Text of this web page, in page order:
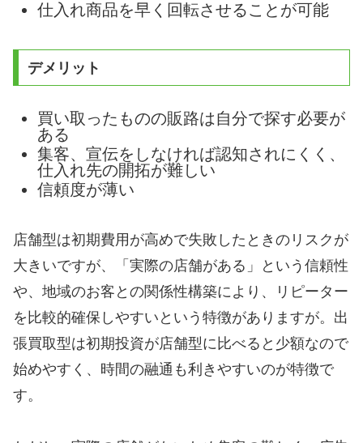
仕入れ商品を早く回転させることが可能
デメリット
買い取ったものの販路は自分で探す必要が
ある
集客、宣伝をしなければ認知されにくく、
仕入れ先の開拓が難しい
信頼度が薄い
店舗型は初期費用が高めで失敗したときのリスクが
大きいですが、「実際の店舗がある」という信頼性
や、地域のお客との関係性構築により、リピーター
を比較的確保しやすいという特徴がありますが。出
張買取型は初期投資が店舗型に比べると少額なので
始めやすく、時間の融通も利きやすいのが特徴で
す。